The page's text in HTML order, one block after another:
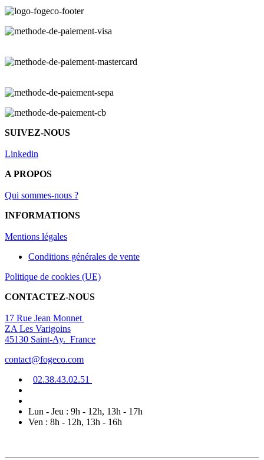
SUIVEZ-NOUS
Linkedin
A PROPOS
Qui sommes-nous ?
INFORMATIONS
Mentions légales
Conditions générales de vente
Politique de cookies (UE)
CONTACTEZ-NOUS
17 Rue Jean Monnet
ZA Les Varigoins
45130 Saint-Ay. France
contact@fogeco.com
02.38.43.02.51
Lun - Jeu : 9h - 12h, 13h - 17h
Ven : 8h - 12h, 13h - 16h